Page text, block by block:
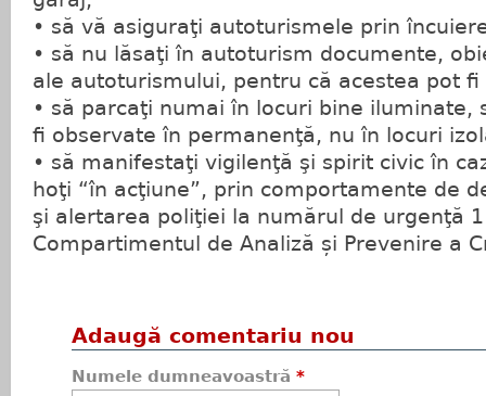
• să vă asiguraţi autoturismele prin
• să nu lăsaţi în autoturism documente,
ale autoturismului, pentru că acestea pot
• să parcaţi numai în locuri bine iluminate,
fi observate în permanenţă, nu în locuri
• să manifestaţi vigilenţă şi spirit civic în
hoţi “în acţiune”, prin comportamente de
şi alertarea poliţiei la numărul de urgenţă
Compartimentul de Analiză și Prevenire a
Adaugă comentariu nou
Numele dumneavoastră *